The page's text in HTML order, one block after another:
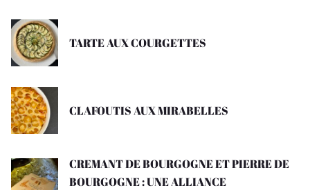
TARTE AUX COURGETTES
CLAFOUTIS AUX MIRABELLES
CREMANT DE BOURGOGNE ET PIERRE DE
BOURGOGNE : UNE ALLIANCE